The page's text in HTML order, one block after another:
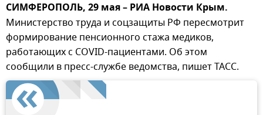
СИМФЕРОПОЛЬ, 29 мая – РИА Новости Крым.
Министерство труда и соцзащиты РФ пересмотрит
формирование пенсионного стажа медиков,
работающих с COVID-пациентами. Об этом
сообщили в пресс-службе ведомства, пишет ТАСС.